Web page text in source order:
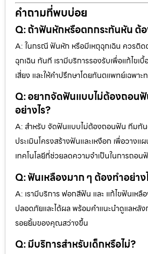
คำถามที่พบบ่อย
Q: ถ้าฟันหักหรือตกกระทันหัน ต้อ
A: ในกรณี ฟันหัก หรือมีเหตุฉุกเฉิน ควรติ
ฉุกเฉิน ทันที เรามีบริการรองรับเพื่อแก้ไขเ
เสี่ยง และให้คำปรึกษาโดยทันตแพทย์เฉพาะ
Q: อยากจัดฟันแบบไม่ต้องถอนฟั
อย่างไร?
A: สำหรับ จัดฟันแบบไม่ต้องถอนฟัน ทีมทัน
ประเมินโครงสร้างฟันและเหงือก เพื่อวางแ
เทคโนโลยีที่ช่วยลดความจำเป็นในการถอน
Q: ฟันเหลืองมาก ๆ ต้องทำอย่าง
A: เรามีบริการ ฟอกสีฟัน และ แก้ไขฟันเหลื
ปลอดภัยและได้ผล พร้อมคำแนะนำดูแลหลัง
รอยยิ้มของคุณสว่างขึ้น
Q: มีบริการสำหรับเด็กหรือไม่?